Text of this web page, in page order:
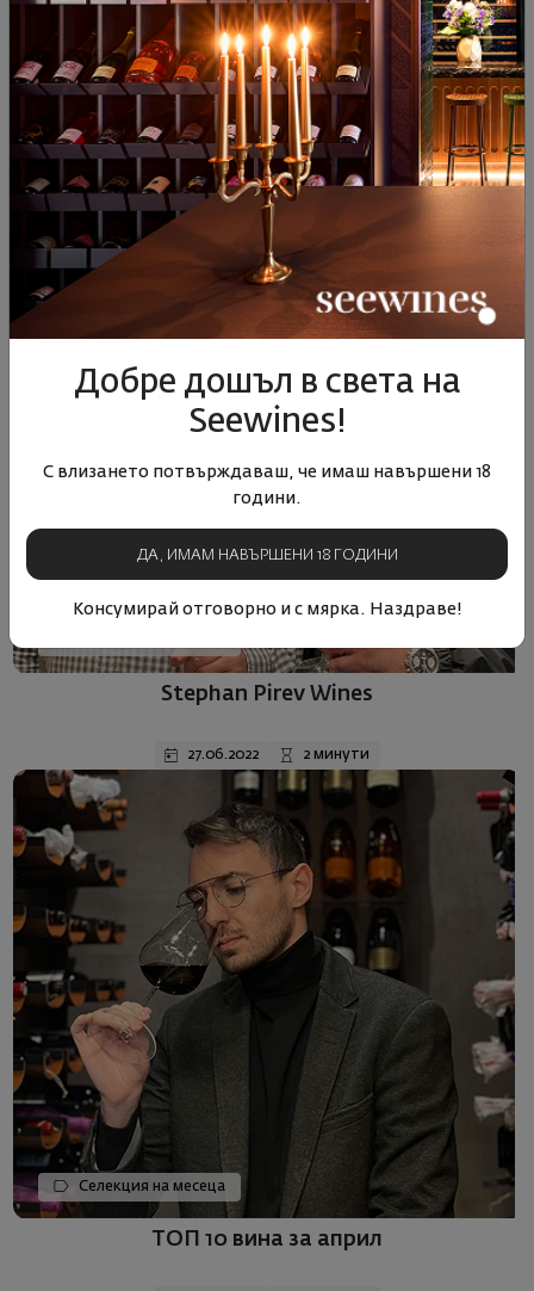
Селекция на месеца
Топ 10 Март – В очакване на пролетта
29.02.2024
Stephan Pirev Wines
27.06.2022 2 минути
Селекция на месеца
ТОП 10 вина за април
Добре дошъл в света на
Seewines!
С влизането потвърждаваш, че имаш навършени 18
години.
ДА, ИМАМ НАВЪРШЕНИ 18 ГОДИНИ
Консумирай отговорно и с мярка. Наздраве!